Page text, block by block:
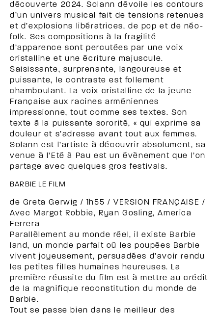
découverte 2024. Solann dévoile les contours
d’un univers musical fait de tensions retenues
et d’explosions libératrices, de pop et de néo-
folk. Ses compositions à la fragilité
d’apparence sont percutées par une voix
cristalline et une écriture majuscule.
Saisissante, surprenante, langoureuse et
puissante, le contraste est follement
chamboulant. La voix cristalline de la jeune
Française aux racines arméniennes
impressionne, tout comme ses textes. Son
texte à la puissante sororité, « qui exprime sa
douleur et s’adresse avant tout aux femmes.
Solann est l’artiste à découvrir absolument, sa
venue à l’Eté à Pau est un évènement que l’on
partage avec quelques gros festivals.
BARBIE LE FILM
de Greta Gerwig / 1h55 / VERSION FRANÇAISE /
Avec Margot Robbie, Ryan Gosling, America
Ferrera
Parallèlement au monde réel, il existe Barbie
land, un monde parfait où les poupées Barbie
vivent joyeusement, persuadées d’avoir rendu
les petites filles humaines heureuses. La
première réussite du film est à mettre au crédit
de la magnifique reconstitution du monde de
Barbie.
Tout se passe bien dans le meilleur des